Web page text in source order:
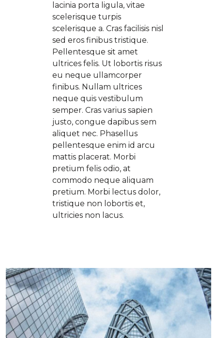
lacinia porta ligula, vitae
scelerisque turpis
scelerisque a. Cras facilisis nisl
sed eros finibus tristique.
Pellentesque sit amet
ultrices felis. Ut lobortis risus
eu neque ullamcorper
finibus. Nullam ultrices
neque quis vestibulum
semper. Cras varius sapien
justo, congue dapibus sem
aliquet nec. Phasellus
pellentesque enim id arcu
mattis placerat. Morbi
pretium felis odio, at
commodo neque aliquam
pretium. Morbi lectus dolor,
tristique non lobortis et,
ultricies non lacus.